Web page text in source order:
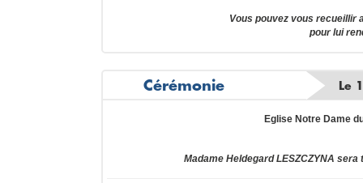
Vous pouvez vous recueillir
pour lui
Cérémonie Le
Eglise Notre Dame
Madame Heldegard LESZCZYNA